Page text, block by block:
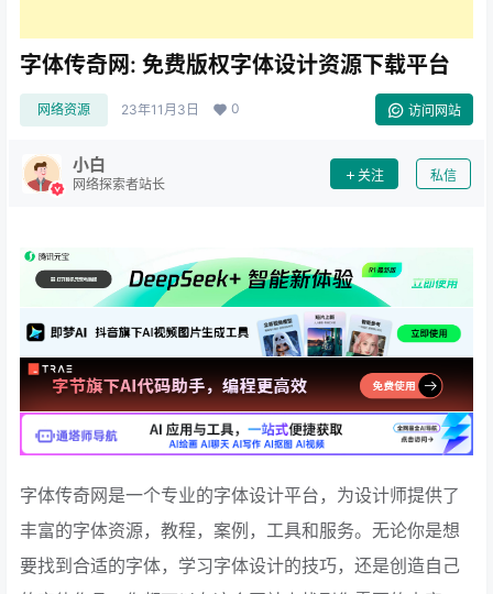
字体传奇网: 免费版权字体设计资源下载平台
网络资源 23年11月3日 0 访问网站
小白
网络探索者站长
关注 私信
字体传奇网是一个专业的字体设计平台，为设计师提供了
丰富的字体资源，教程，案例，工具和服务。无论你是想
要找到合适的字体，学习字体设计的技巧，还是创造自己